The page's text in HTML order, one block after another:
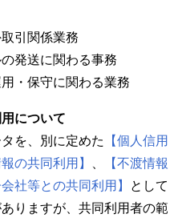
引関係業務
発送に関わる事務
・保守に関わる業務
について
を、別に定めた
【個人信用
の共同利用】
【不渡情報
会社等との共同利用】 として
りますが、共同利用者の範